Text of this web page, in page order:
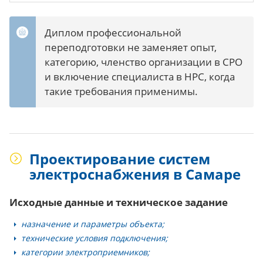
Диплом профессиональной
переподготовки не заменяет опыт,
категорию, членство организации в СРО
и включение специалиста в НРС, когда
такие требования применимы.
Проектирование систем
электроснабжения в Самаре
Исходные данные и техническое задание
назначение и параметры объекта;
технические условия подключения;
категории электроприемников;